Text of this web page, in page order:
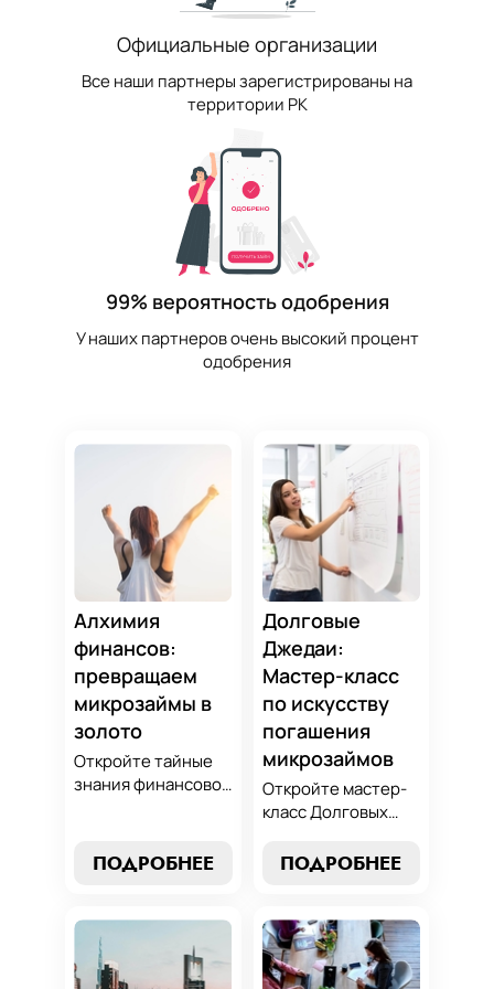
Официальные организации
Все наши партнеры зарегистрированы на
территории РК
99% вероятность одобрения
У наших партнеров очень высокий процент
одобрения
Алхимия
финансов:
превращаем
микрозаймы в
золото
Откройте тайные
знания финансовой
превращать
обязательства по
золотые
возможности.
Погрузитесь в мир
ПОДРОБНЕЕ
Долговые
Джедаи:
Мастер-класс
по искусству
погашения
микрозаймов
Откройте мастер-
класс Долговых
погашению
финансового
равновесия.
Узнайте, как
ПОДРОБНЕЕ